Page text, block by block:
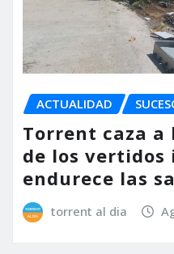
ACTUALIDAD
Torrent caza a
de los vertidos
endurece las
torrent al dia